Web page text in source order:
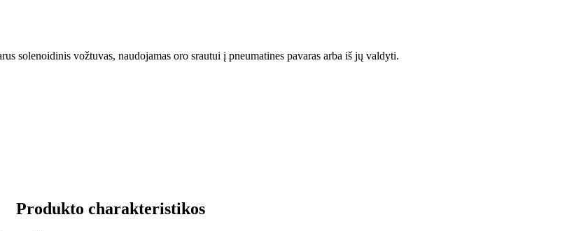
solenoidinis vožtuvas, naudojamas oro srautui į pneumatines pavaras arba iš jų valdyti.
Produkto charakteristikos